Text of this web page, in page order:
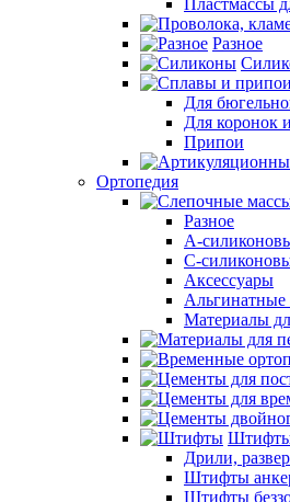
Пластмассы
Разное
Для
Для коронок
Припои
Ортопедия
Разное
А-
С-
Аксессуары
Альгинатные
Материалы
Дрили,
Штифты
Штифты